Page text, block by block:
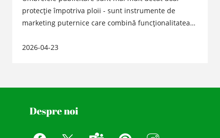
protecție împotriva ploii - sunt instrumente de
marketing puternice care combină funcționalitatea
beneficiile, strategiile și sfaturile practice pentru a
2026-04-23
Despre noi